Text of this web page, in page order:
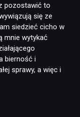
pozostawić to
się ze
siedzieć cicho w
mnie wytykać
bierność i
sprawy, a więc i